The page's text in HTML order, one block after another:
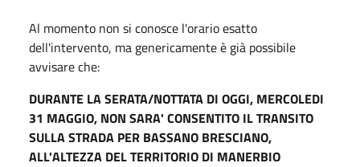
Al momento non si conosce l'orario esatto
dell'intervento, ma genericamente è già possibile
avvisare che:
DURANTE LA SERATA/NOTTATA DI OGGI, MERCOLEDI
31 MAGGIO, NON SARA' CONSENTITO IL TRANSITO
SULLA STRADA PER BASSANO BRESCIANO,
ALL'ALTEZZA DEL TERRITORIO DI MANERBIO